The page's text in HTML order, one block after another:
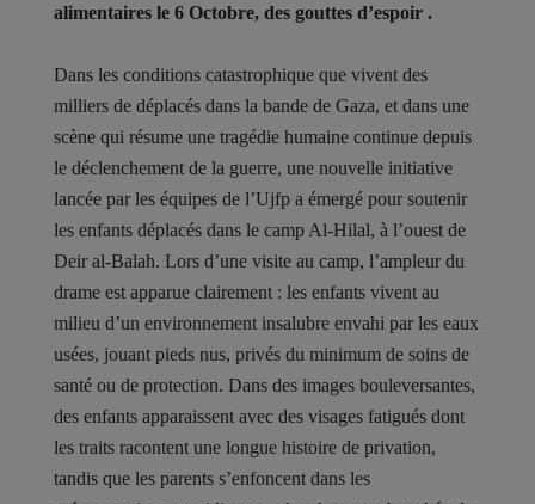
alimentaires le 6 Octobre, des gouttes d’espoir .
Dans les conditions catastrophique que vivent des
milliers de déplacés dans la bande de Gaza, et dans une
scène qui résume une tragédie humaine continue depuis
le déclenchement de la guerre, une nouvelle initiative
lancée par les équipes de l’Ujfp a émergé pour soutenir
les enfants déplacés dans le camp Al-Hilal, à l’ouest de
Deir al-Balah. Lors d’une visite au camp, l’ampleur du
drame est apparue clairement : les enfants vivent au
milieu d’un environnement insalubre envahi par les eaux
usées, jouant pieds nus, privés du minimum de soins de
santé ou de protection. Dans des images bouleversantes,
des enfants apparaissent avec des visages fatigués dont
les traits racontent une longue histoire de privation,
tandis que les parents s’enfoncent dans les